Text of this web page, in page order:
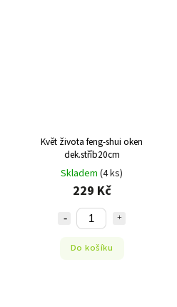
Květ života feng-shui oken
dek.stříb20cm
Skladem (4 ks)
229 Kč
Do košíku